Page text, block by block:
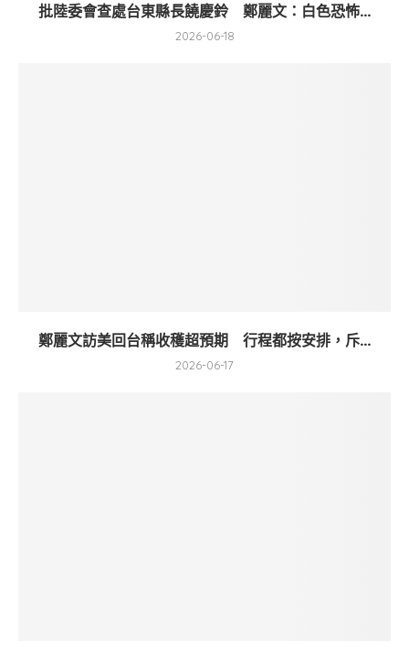
批陸委會查處台東縣長饒慶鈴 鄭麗文：白色恐怖...
2026-06-18
鄭麗文訪美回台稱收穫超預期 行程都按安排，斥...
2026-06-17